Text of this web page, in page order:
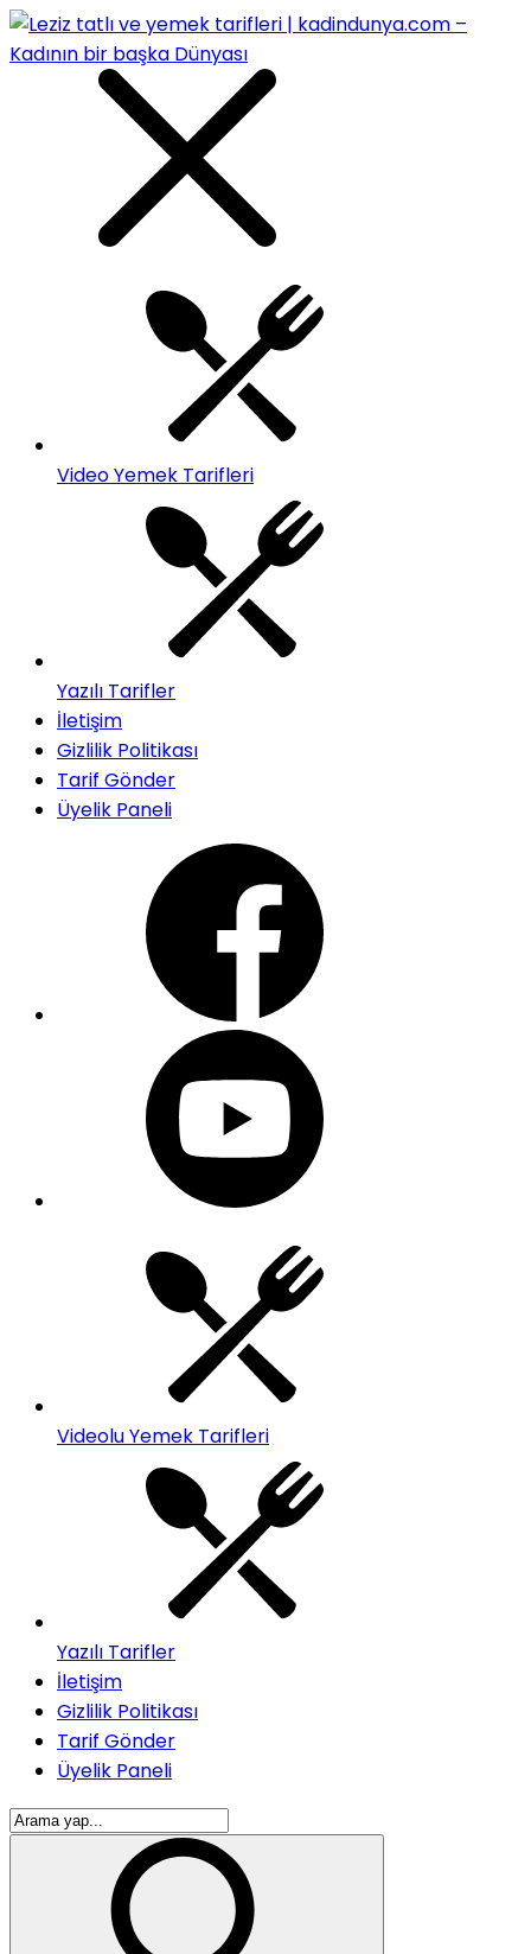
Video Yemek Tarifleri
Yazılı Tarifler
İletişim
Gizlilik Politikası
Tarif Gönder
Üyelik Paneli
Videolu Yemek Tarifleri
Yazılı Tarifler
İletişim
Gizlilik Politikası
Tarif Gönder
Üyelik Paneli